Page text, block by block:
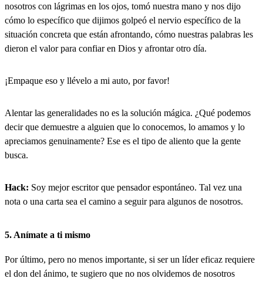
nosotros con lágrimas en los ojos, tomó nuestra mano y nos dijo
cómo lo específico que dijimos golpeó el nervio específico de la
situación concreta que están afrontando, cómo nuestras palabras les
dieron el valor para confiar en Dios y afrontar otro día.
¡Empaque eso y llévelo a mi auto, por favor!
Alentar las generalidades no es la solución mágica. ¿Qué podemos
decir que demuestre a alguien que lo conocemos, lo amamos y lo
apreciamos genuinamente? Ese es el tipo de aliento que la gente
busca.
Hack: Soy mejor escritor que pensador espontáneo. Tal vez una
nota o una carta sea el camino a seguir para algunos de nosotros.
5. Anímate a ti mismo
Por último, pero no menos importante, si ser un líder eficaz requiere
el don del ánimo, te sugiero que no nos olvidemos de nosotros